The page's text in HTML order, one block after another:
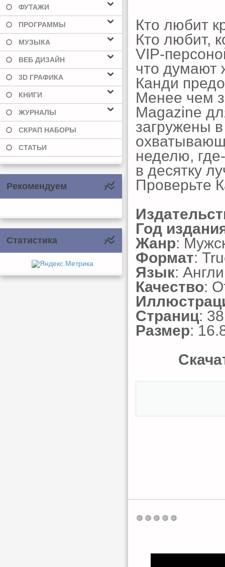
ФУТАЖИ
ПРОГРАММЫ
МУЗЫКА
ВЕБ ДИЗАЙН
3D ГРАФИКА
КНИГИ
ЖУРНАЛЫ
СКРАП НАБОРЫ
СТАТЬИ
Рекомендуем
Статистика
Кто любит
Кто любит,
VIP-
что думают
Канди
Менее чем
Magazine
загружены
неделю,
в десятку
Проверьте
Год
Жанр:
Формат:
Язык:
Качество:
Страниц: 38
Размер: